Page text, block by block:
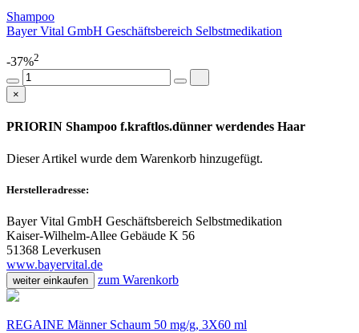
Shampoo
Bayer Vital GmbH Geschäftsbereich Selbstmedikation
-37%2
×
PRIORIN Shampoo f.kraftlos.dünner werdendes Haar
Dieser Artikel wurde dem Warenkorb hinzugefügt.
Herstelleradresse:
Bayer Vital GmbH Geschäftsbereich Selbstmedikation
Kaiser-Wilhelm-Allee Gebäude K 56
51368 Leverkusen
www.bayervital.de
weiter einkaufen zum Warenkorb
REGAINE Männer Schaum 50 mg/g, 3X60 ml